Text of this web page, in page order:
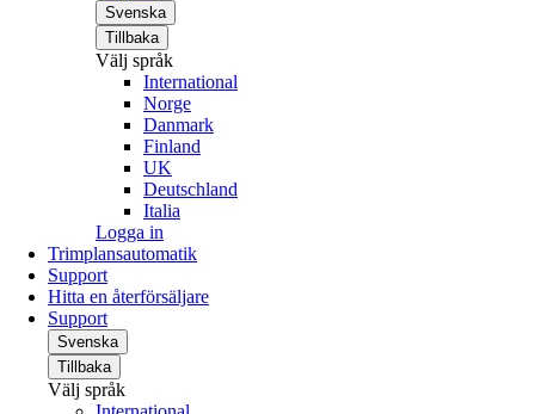
Svenska
Tillbaka
Välj språk
International
Norge
Danmark
Finland
UK
Deutschland
Italia
Logga in
Trimplansautomatik
Support
Hitta en återförsäljare
Support
Svenska
Tillbaka
Välj språk